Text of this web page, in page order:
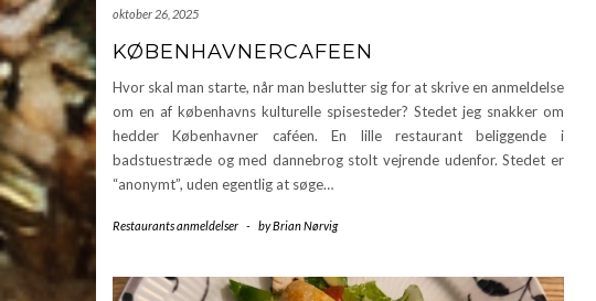
oktober 26, 2025
KØBENHAVNERCAFEEN
Hvor skal man starte, når man beslutter sig for at skrive en anmeldelse
om en af københavns kulturelle spisesteder? Stedet jeg snakker om
hedder Københavner caféen. En lille restaurant beliggende i
badstuestræde og med dannebrog stolt vejrende udenfor. Stedet er
“anonymt”, uden egentlig at søge…
Restaurants anmeldelser - byBrian Nørvig